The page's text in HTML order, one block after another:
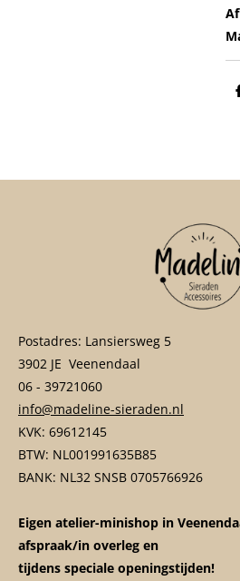
Postadres: Lansiersweg 5
3902 JE Veenendaal
06 - 39721060
info@madeline-sieraden.nl
KVK: 69612145
BTW: NL001991635B85
BANK: NL32 SNSB 0705766926
Eigen atelier-minishop in
afspraak/in overleg en
tijdens speciale openingstijden!